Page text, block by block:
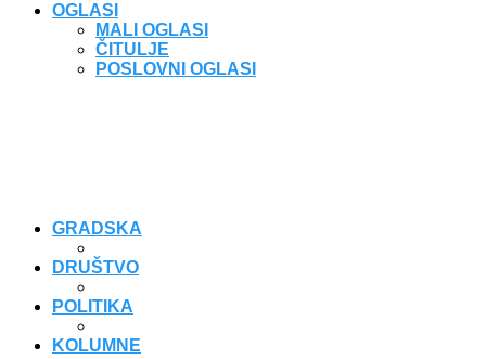
OGLASI
MALI OGLASI
ČITULJE
POSLOVNI OGLASI
GRADSKA
DRUŠTVO
POLITIKA
KOLUMNE